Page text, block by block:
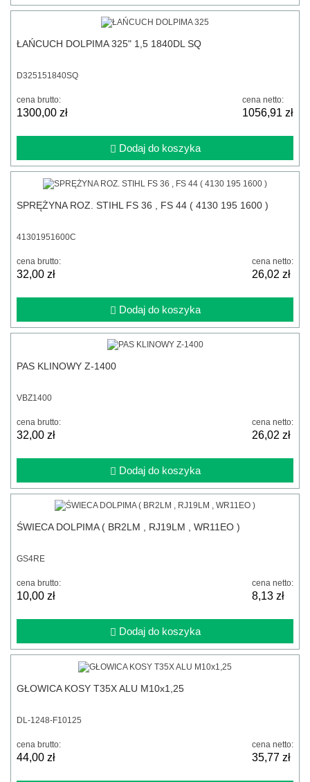
ŁAŃCUCH DOLPIMA 325" 1,5 1840DL SQ
D325151840SQ
cena brutto:
1300,00 zł
cena netto:
1056,91 zł
Dodaj do koszyka
SPRĘŻYNA ROZ. STIHL FS 36 , FS 44 ( 4130 195 1600 )
41301951600C
cena brutto:
32,00 zł
cena netto:
26,02 zł
Dodaj do koszyka
PAS KLINOWY Z-1400
VBZ1400
cena brutto:
32,00 zł
cena netto:
26,02 zł
Dodaj do koszyka
ŚWIECA DOLPIMA ( BR2LM , RJ19LM , WR11EO )
GS4RE
cena brutto:
10,00 zł
cena netto:
8,13 zł
Dodaj do koszyka
GŁOWICA KOSY T35X ALU M10x1,25
DL-1248-F10125
cena brutto:
44,00 zł
cena netto:
35,77 zł